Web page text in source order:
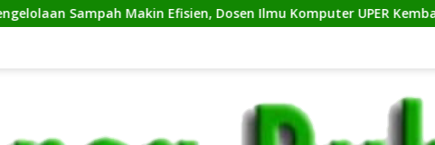
Makin Efisien, Dosen Ilmu Komputer UPER Kembangkan Netrash